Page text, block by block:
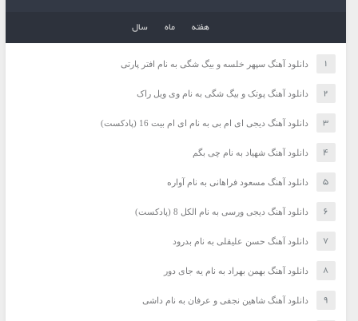
هفته ماه سال
دانلود آهنگ سپهر خلسه و بیگ شگی به نام افتر پارتی
دانلود آهنگ پوتک و بیگ شگی به نام وی ویل راک
دانلود آهنگ دیجی ای ام بی به نام ای ام بیت 16 (پادکست)
دانلود آهنگ شهیاد به نام چی بگم
دانلود آهنگ مسعود فراهانی به نام آواره
دانلود آهنگ دیجی ورسی به نام الکل 8 (پادکست)
دانلود آهنگ حسن علیقلی به نام بدرود
دانلود آهنگ بهمن بهراد به نام یه جای دور
دانلود آهنگ شاهین نجفی و عرفان به نام داشی